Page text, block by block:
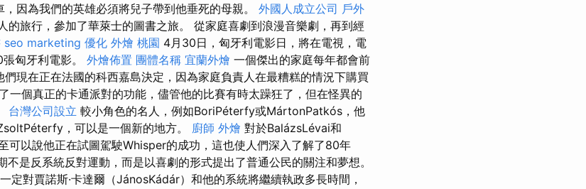
因為我們的英雄必須將兒子帶到他垂死的母親。 外國人成立公司 戶外
的旅行，參加了華萊士的圖書之旅。 從家庭喜劇到浪漫音樂劇，再到經
seo marketing 優化 外燴 桃園 4月30日，匈牙利電影日，將在電視，電
匈牙利電影。 外燴佈置 團體名稱 宜蘭外燴 一個傑出的家庭每年都會前
現在正在法國的科西嘉島決定，因為家庭負責人在最糟糕的情況下購買
一個真正的卡通派對的功能，儘管他的比賽有時太躁狂了，但在怪異的
台灣公司設立 較小角色的名人，例如BoriPéterfy或MártonPatkós，他
，可以是一個新的地方。 廚師 外燴 對於BalázsLévai和
可以說他正在試圖駕駛Whisper的成功，這也使人們深入了解了80年
不是反系統反對運動，而是以喜劇的形式提出了普通公民的關注和夢想。
定對賈諾斯·卡達爾（JánosKádár）和他的系統將繼續執政多長時間，